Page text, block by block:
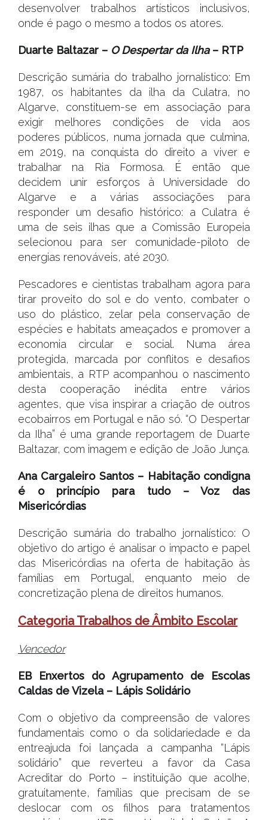
desenvolver trabalhos artísticos inclusivos,
onde é pago o mesmo a todos os atores.
Duarte Baltazar – O Despertar da Ilha– RTP
Descrição sumária do trabalho jornalístico: Em
1987, os habitantes da ilha da Culatra, no
Algarve, constituem-se em associação para
exigir melhores condições de vida aos
poderes públicos, numa jornada que culmina,
em 2019, na conquista do direito a viver e
trabalhar na Ria Formosa. É então que
decidem unir esforços à Universidade do
Algarve e a várias associações para
responder um desafio histórico: a Culatra é
uma de seis ilhas que a Comissão Europeia
selecionou para ser comunidade-piloto de
energias renováveis, até 2030.
Pescadores e cientistas trabalham agora para
tirar proveito do sol e do vento, combater o
uso do plástico, zelar pela conservação de
espécies e habitats ameaçados e promover a
economia circular e social. Numa área
protegida, marcada por conflitos e desafios
ambientais, a RTP acompanhou o nascimento
desta cooperação inédita entre vários
agentes, que visa inspirar a criação de outros
ecobairros em Portugal e não só. “O Despertar
da Ilha” é uma grande reportagem de Duarte
Baltazar, com imagem e edição de João Junça.
Ana Cargaleiro Santos – Habitação condigna
é o princípio para tudo – Voz das
Misericórdias
Descrição sumária do trabalho jornalístico: O
objetivo do artigo é analisar o impacto e papel
das Misericórdias na oferta de habitação às
famílias em Portugal, enquanto meio de
concretização plena de direitos humanos.
Categoria Trabalhos de Âmbito Escolar
Vencedor
EB Enxertos do Agrupamento de Escolas
Caldas de Vizela – Lápis Solidário
Com o objetivo da compreensão de valores
fundamentais como o da solidariedade e da
entreajuda foi lançada a campanha “Lápis
solidário” que reverteu a favor da Casa
Acreditar do Porto – instituição que acolhe,
gratuitamente, famílias que precisam de se
deslocar com os filhos para tratamentos